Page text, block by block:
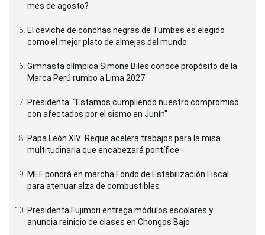
mes de agosto?
El ceviche de conchas negras de Tumbes es elegido
como el mejor plato de almejas del mundo
Gimnasta olímpica Simone Biles conoce propósito de la
Marca Perú rumbo a Lima 2027
Presidenta: “Estamos cumpliendo nuestro compromiso
con afectados por el sismo en Junín"
Papa León XIV: Reque acelera trabajos para la misa
multitudinaria que encabezará pontífice
MEF pondrá en marcha Fondo de Estabilización Fiscal
para atenuar alza de combustibles
Presidenta Fujimori entrega módulos escolares y
anuncia reinicio de clases en Chongos Bajo